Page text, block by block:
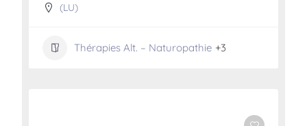
(LU)
Thérapies Alt. – Naturopathie +3